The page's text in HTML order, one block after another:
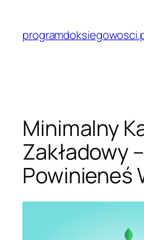
treści
Minimalny
Zakładowy
Powinieneś